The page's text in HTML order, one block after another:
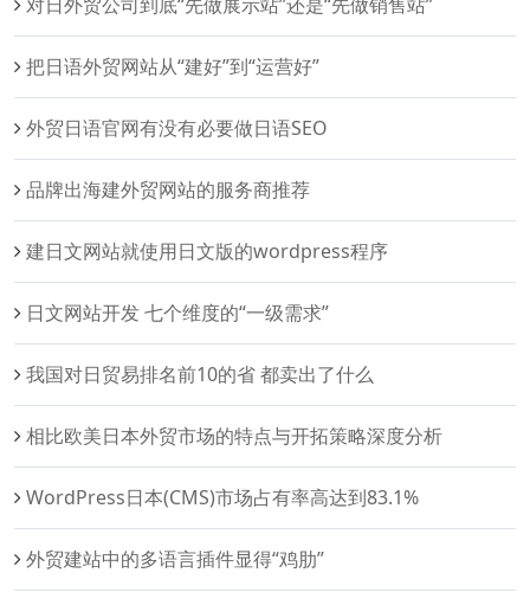
把日语外贸网站从“建好”到“运营好”
外贸日语官网有没有必要做日语SEO
品牌出海建外贸网站的服务商推荐
建日文网站就使用日文版的wordpress程序
日文网站开发 七个维度的“一级需求”
我国对日贸易排名前10的省 都卖出了什么
相比欧美日本外贸市场的特点与开拓策略深度分析
WordPress日本(CMS)市场占有率高达到83.1%
外贸建站中的多语言插件显得“鸡肋”